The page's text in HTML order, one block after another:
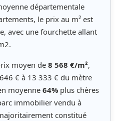
départementale
le prix au m² est
avec une fourchette allant
moyen de 8 568 €/m²,
€ à 13 333 € du mètre
moyenne 64% plus chères
immobilier vendu à
constitué